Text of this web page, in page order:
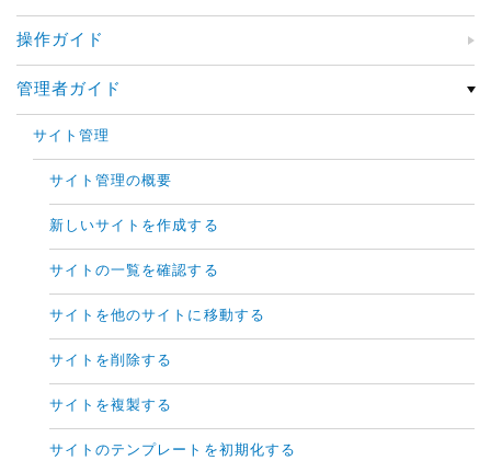
操作ガイド
管理者ガイド
サイト管理
サイト管理の概要
新しいサイトを作成する
サイトの一覧を確認する
サイトを他のサイトに移動する
サイトを削除する
サイトを複製する
サイトのテンプレートを初期化する